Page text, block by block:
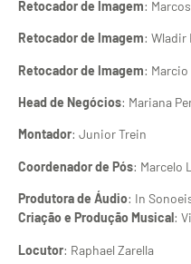
Retocador de Imagem:
Retocador de Imagem: Wladir
Retocador de Imagem:
Head de Negócios: Mariana
Montador: Junior Trein
Coordenador de Pós: Marcelo
Produtora de Áudio: In
Criação e Produção Musical:
Locutor: Raphael Zarella